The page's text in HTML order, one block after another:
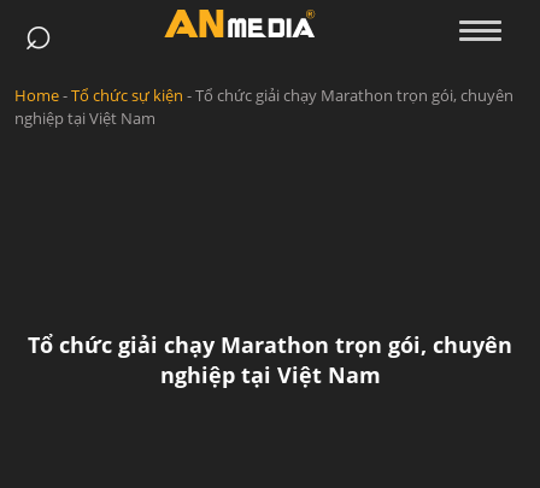
⌕
Home-Tổ chức sự kiện -Tổ chức giải chạy Marathon trọn gói, chuyên
nghiệp tại Việt Nam
Tổ chức giải chạy Marathon trọn gói, chuyên
nghiệp tại Việt Nam